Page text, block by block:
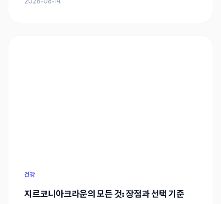
건강
지르코니아크라운의 모든 것: 장점과 선택 기준